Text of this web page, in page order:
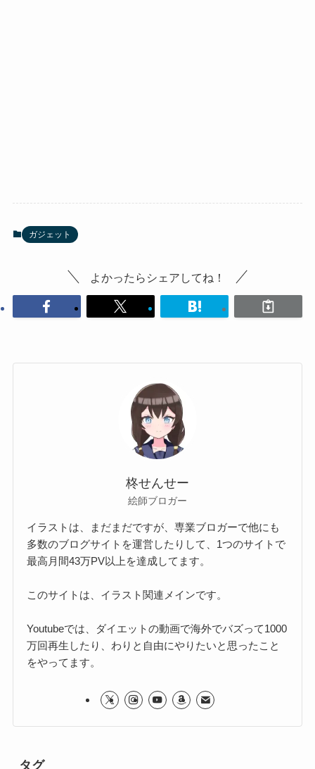
ガジェット
よかったらシェアしてね！
柊せんせー
絵師ブロガー
イラストは、まだまだですが、専業ブロガーで他にも
多数のブログサイトを運営したりして、1つのサイトで
最高月間43万PV以上を達成してます。
このサイトは、イラスト関連メインです。
Youtubeでは、ダイエットの動画で海外でバズって1000
万回再生したり、わりと自由にやりたいと思ったこと
をやってます。
タグ